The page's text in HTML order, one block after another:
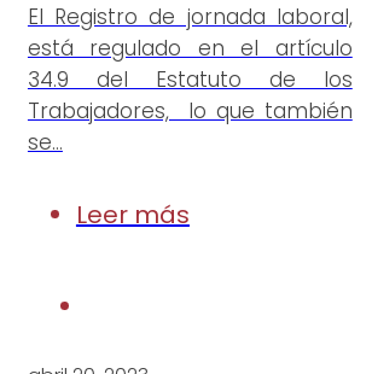
El Registro de jornada laboral,
está regulado en el artículo
34.9 del Estatuto de los
Trabajadores, lo que también
se…
Leer más